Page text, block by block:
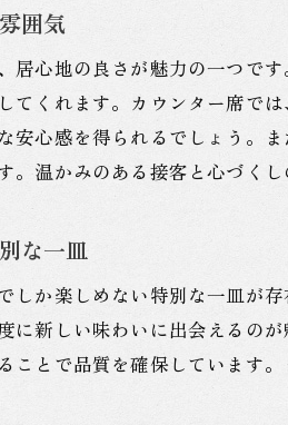
仕事帰りに寄り
一日の疲れを
お仕事帰りに
静かな環境で
仕事仲間とリ
神保町駅周辺
神保町駅で味わう
囲気
居心地の良さが魅力の一つで
てくれます。カウンター席で
安心感を得られるでしょう。
。温かみのある接客と心づく
な一皿
しか楽しめない特別な一皿が
に新しい味わいに出会えるの
ことで品質を確保しています